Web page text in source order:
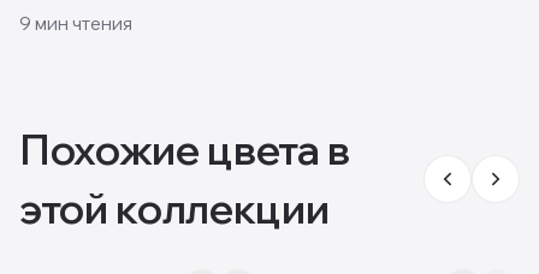
подложку и монтаж.
9 мин чтения
Похожие цвета в
этой коллекции